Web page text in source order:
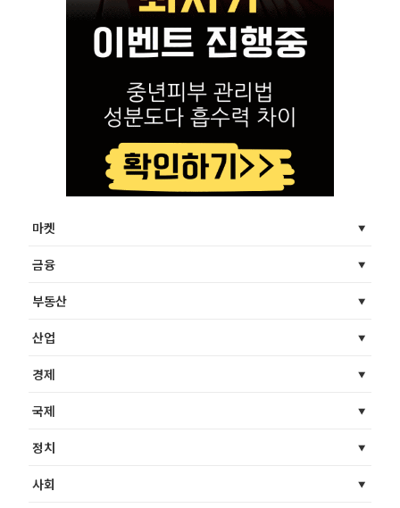
마켓
금융
부동산
산업
경제
국제
정치
사회